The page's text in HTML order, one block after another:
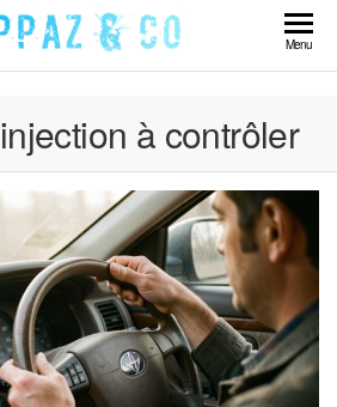
Teppaz
Menu
injection à contrôler